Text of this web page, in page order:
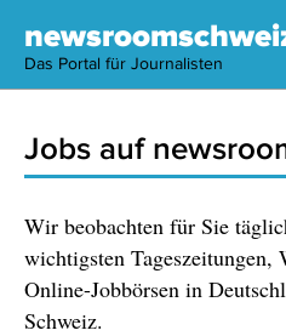
Das Portal für Journalisten
Jobs auf
Wir beobachten für Sie
wichtigsten Tageszeitungen,
Online-Jobbörsen in
Schweiz.